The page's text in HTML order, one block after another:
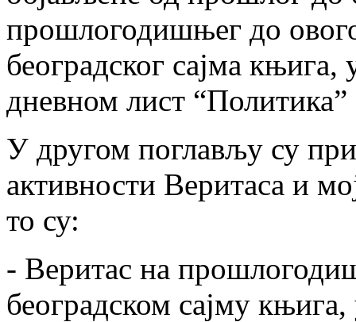
прошлогодишњег до
београдског сајма
дневном лист
У другом поглављу су
активности Веритаса и
то су:
- Веритас на
београдском сајму